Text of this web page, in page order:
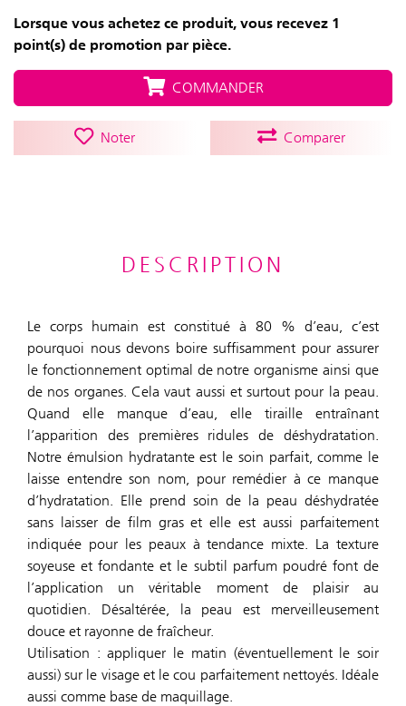
Lorsque vous achetez ce produit, vous recevez 1
point(s) de promotion par pièce.
COMMANDER
Noter Comparer
DESCRIPTION
Le corps humain est constitué à 80 % d’eau, c’est
pourquoi nous devons boire suffisamment pour assurer
le fonctionnement optimal de notre organisme ainsi que
de nos organes. Cela vaut aussi et surtout pour la peau.
Quand elle manque d’eau, elle tiraille entraînant
l’apparition des premières ridules de déshydratation.
Notre émulsion hydratante est le soin parfait, comme le
laisse entendre son nom, pour remédier à ce manque
d’hydratation. Elle prend soin de la peau déshydratée
sans laisser de film gras et elle est aussi parfaitement
indiquée pour les peaux à tendance mixte. La texture
soyeuse et fondante et le subtil parfum poudré font de
l’application un véritable moment de plaisir au
quotidien. Désaltérée, la peau est merveilleusement
douce et rayonne de fraîcheur.
Utilisation : appliquer le matin (éventuellement le soir
aussi) sur le visage et le cou parfaitement nettoyés. Idéale
aussi comme base de maquillage.